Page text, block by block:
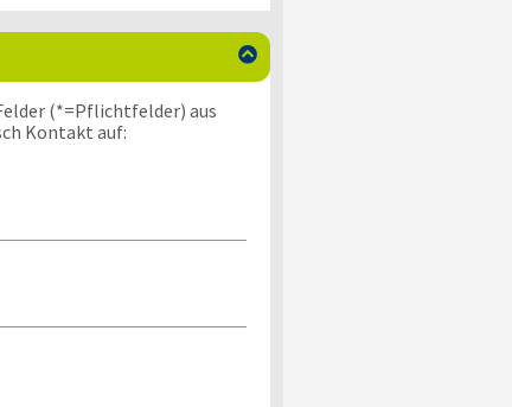

(*=Pflichtfelder) aus
Kontakt auf: